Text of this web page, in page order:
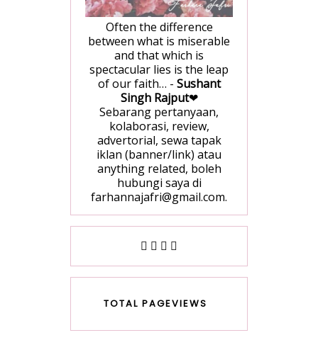
Often the difference
between what is miserable
and that which is
spectacular lies is the leap
of our faith… - Sushant
Singh Rajput❤
Sebarang pertanyaan,
kolaborasi, review,
advertorial, sewa tapak
iklan (banner/link) atau
anything related, boleh
hubungi saya di
farhannajafri@gmail.com.
TOTAL PAGEVIEWS